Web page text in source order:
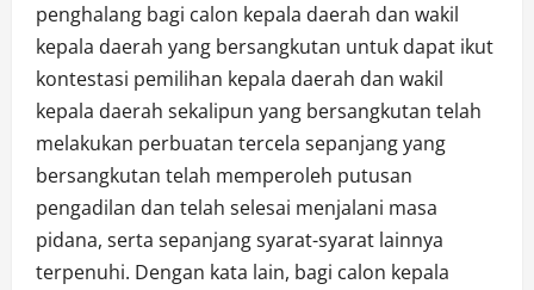
penghalang bagi calon kepala daerah dan wakil
kepala daerah yang bersangkutan untuk dapat ikut
kontestasi pemilihan kepala daerah dan wakil
kepala daerah sekalipun yang bersangkutan telah
melakukan perbuatan tercela sepanjang yang
bersangkutan telah memperoleh putusan
pengadilan dan telah selesai menjalani masa
pidana, serta sepanjang syarat-syarat lainnya
terpenuhi. Dengan kata lain, bagi calon kepala